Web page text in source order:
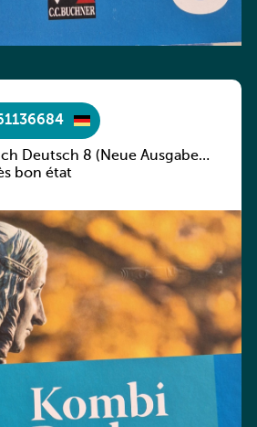
Deutsch 8 (Neue Ausgabe
bon état